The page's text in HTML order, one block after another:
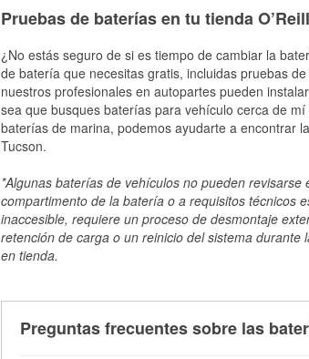
Pruebas de baterías en tu tienda
¿No estás seguro de si es tiempo de cambiar la
de batería que necesitas gratis, incluidas pruebas
nuestros profesionales en autopartes pueden
sea que busques baterías para vehículo cerca de
baterías de marina, podemos ayudarte a encontrar
Tucson.
*Algunas baterías de vehículos no pueden
compartimento de la batería o a requisitos técnicos
inaccesible, requiere un proceso de desmontaje
retención de carga o un reinicio del sistema
en tienda.
Preguntas frecuentes sobre las